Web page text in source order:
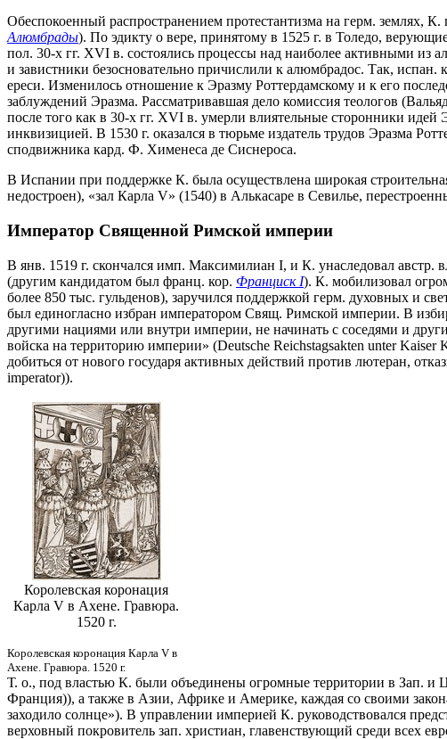
Обеспокоенный распространением протестантизма на герм. землях, К.
Алюмбрады). По эдикту о вере, принятому в 1525 г. в Толедо,
пол. 30-х гг. XVI в. состоялись процессы над наиболее активными
и завистники безосновательно причислили к алюмбрадос. Так, испан.
ереси. Изменилось отношение к Эразму Роттердамскому и к его
заблуждений Эразма. Рассматривавшая дело комиссия теологов
после того как в 30-х гг. XVI в. умерли влиятельные сторонники идей
инквизицией. В 1530 г. оказался в тюрьме издатель трудов Эразма
сподвижника кард. Ф. Хименеса де Сиснероса.
В Испании при поддержке К. была осуществлена широкая
недостроен), «зал Карла V» (1540) в Алькасаре в Севилье,
Император Священной Римской империи
В янв. 1519 г. скончался имп. Максимилиан I, и К. унаследовал австр.
(другим кандидатом был франц. кор. Франциск I). К. мобилизовал
более 850 тыс. гульденов), заручился поддержкой герм. духовных и
был единогласно избран императором Свящ. Римской империи. В
другими нациями или внутри империи, не начинать с соседями и
войска на территорию империи» (Deutsche Reichstagsakten unter
добиться от нового государя активных действий против лютеран,
imperator)).
Королевская коронация
Карла V в Ахене. Гравюра.
1520 г.
Королевская коронация Карла V в
Ахене. Гравюра. 1520 г.
Т. о., под властью К. были объединены огромные территории в
Франция)), а также в Азии, Африке и Америке, каждая со своими
заходило солнце»). В управлении империей К. руководствовался
верховный покровитель зап. христиан, главенствующий среди всех